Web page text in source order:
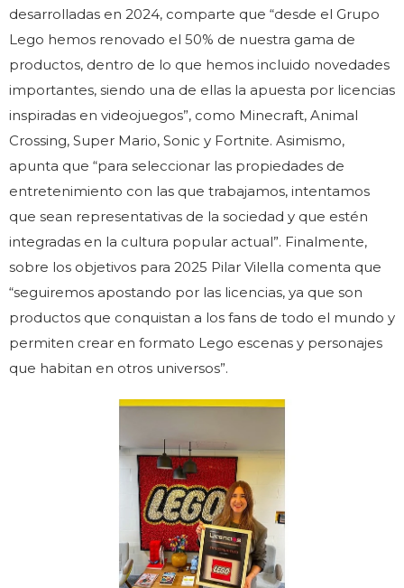
desarrolladas en 2024, comparte que “desde el Grupo
Lego hemos renovado el 50% de nuestra gama de
productos, dentro de lo que hemos incluido novedades
importantes, siendo una de ellas la apuesta por licencias
inspiradas en videojuegos”, como Minecraft, Animal
Crossing, Super Mario, Sonic y Fortnite. Asimismo,
apunta que “para seleccionar las propiedades de
entretenimiento con las que trabajamos, intentamos
que sean representativas de la sociedad y que estén
integradas en la cultura popular actual”. Finalmente,
sobre los objetivos para 2025 Pilar Vilella comenta que
“seguiremos apostando por las licencias, ya que son
productos que conquistan a los fans de todo el mundo y
permiten crear en formato Lego escenas y personajes
que habitan en otros universos”.